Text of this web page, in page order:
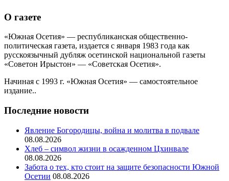
О газете
«Южная Осетия» — республиканская общественно-
политическая газета, издается с января 1983 года как
русскоязычный дубляж осетинской национальной газеты
«Советон Ирыстон» — «Советская Осетия».
Начиная с 1993 г. «Южная Осетия» — самостоятельное
издание..
Последние новости
Явление Богородицы, война и молитва в подвале
08.08.2026
Хлеб – символ жизни в осажденном Цхинвале
08.08.2026
Забота о тех, кто стоит на защите безопасности Южной
Осетии 08.08.2026